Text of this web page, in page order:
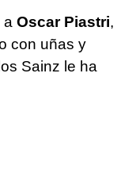
a Oscar Piastri,
con uñas y
Sainz le ha